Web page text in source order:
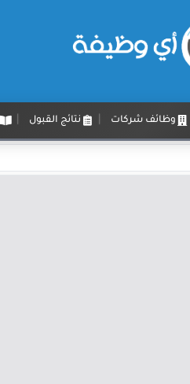
وظائف شركات نتائج القبول